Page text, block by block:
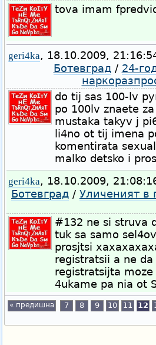
tova imam
geri4ka, 18.10.2009,
Ботевград/ 24-
do tij sas 100-lv
po 100lv znaete
mustaka takyv j
li4no ot tij imena
komentirata
malko detsko i
geri4ka, 18.10.2009,
Ботевград / Уличеният в
#132 ne si struva
tuk sa samo
prosjtsi
registratsii a ne
registratsijta
4ukame pa nia ot
« предишна 7 8 9 10 11 12